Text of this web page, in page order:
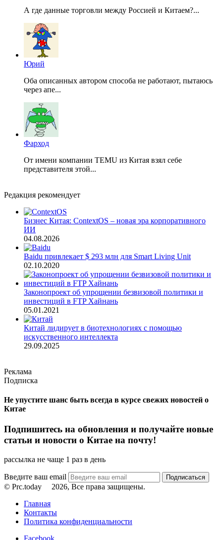
А где данные торговли между Россией и Китаем?...
Юрий
Оба описанных автором способа не работают, пытаюсь
через апе...
Фарход
От имени компании TEMU из Китая взял себе
представителя этой...
Редакция рекомендует
Бизнес Китая: ContextOS – новая эра корпоративного
ИИ
04.08.2026
Baidu привлекает $ 293 млн для Smart Living Unit
02.10.2020
Законопроект об упрощении безвизовой политики и
инвестиций в FTP Хайнань
05.01.2021
Китай лидирует в биотехнологиях с помощью
искусственного интеллекта
29.09.2025
Реклама
Подписка
Не упустите шанс быть всегда в курсе свежих новостей о
Китае
Подпишитесь на обновления и получайте новые
статьи и новости о Китае на почту!
рассылка не чаще 1 раз в день
Введите ваш email
© Prc.today
2026, Все права защищены.
Главная
Контакты
Политика конфиденциальности
Facebook